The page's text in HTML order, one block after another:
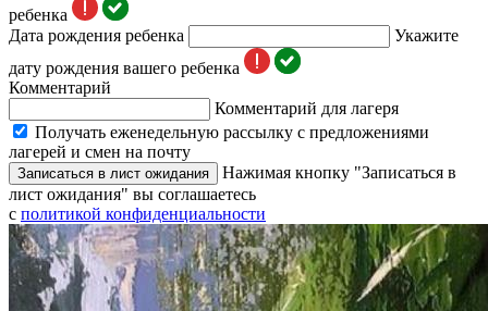
ребенка
Дата рождения ребенка
Укажите
дату рождения вашего ребенка
Комментарий
Комментарий для лагеря
Получать еженедельную рассылку с предложениями
лагерей и смен на почту
Записаться в лист ожидания
Нажимая кнопку "Записаться в
лист ожидания" вы соглашаетесь
с политикой конфиденциальности